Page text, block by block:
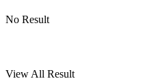
No Result
View All Result